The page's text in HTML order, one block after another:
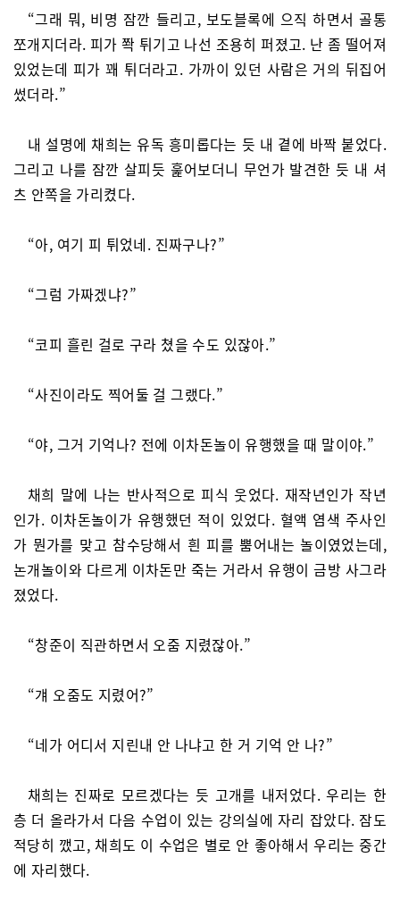
“그래 뭐, 비명 잠깐 들리고, 보도블록에 으직 하면서 골통
쪼개지더라. 피가 쫙 튀기고 나선 조용히 퍼졌고. 난 좀 떨어져
있었는데 피가 꽤 튀더라고. 가까이 있던 사람은 거의 뒤집어
썼더라.”
내 설명에 채희는 유독 흥미롭다는 듯 내 곁에 바짝 붙었다.
그리고 나를 잠깐 살피듯 훑어보더니 무언가 발견한 듯 내 셔
츠 안쪽을 가리켰다.
“아, 여기 피 튀었네. 진짜구나?”
“그럼 가짜겠냐?”
“코피 흘린 걸로 구라 쳤을 수도 있잖아.”
“사진이라도 찍어둘 걸 그랬다.”
“야, 그거 기억나? 전에 이차돈놀이 유행했을 때 말이야.”
채희 말에 나는 반사적으로 피식 웃었다. 재작년인가 작년
인가. 이차돈놀이가 유행했던 적이 있었다. 혈액 염색 주사인
가 뭔가를 맞고 참수당해서 흰 피를 뿜어내는 놀이였었는데,
논개놀이와 다르게 이차돈만 죽는 거라서 유행이 금방 사그라
졌었다.
“창준이 직관하면서 오줌 지렸잖아.”
“걔 오줌도 지렸어?”
“네가 어디서 지린내 안 나냐고 한 거 기억 안 나?”
채희는 진짜로 모르겠다는 듯 고개를 내저었다. 우리는 한
층 더 올라가서 다음 수업이 있는 강의실에 자리 잡았다. 잠도
적당히 깼고, 채희도 이 수업은 별로 안 좋아해서 우리는 중간
에 자리했다.